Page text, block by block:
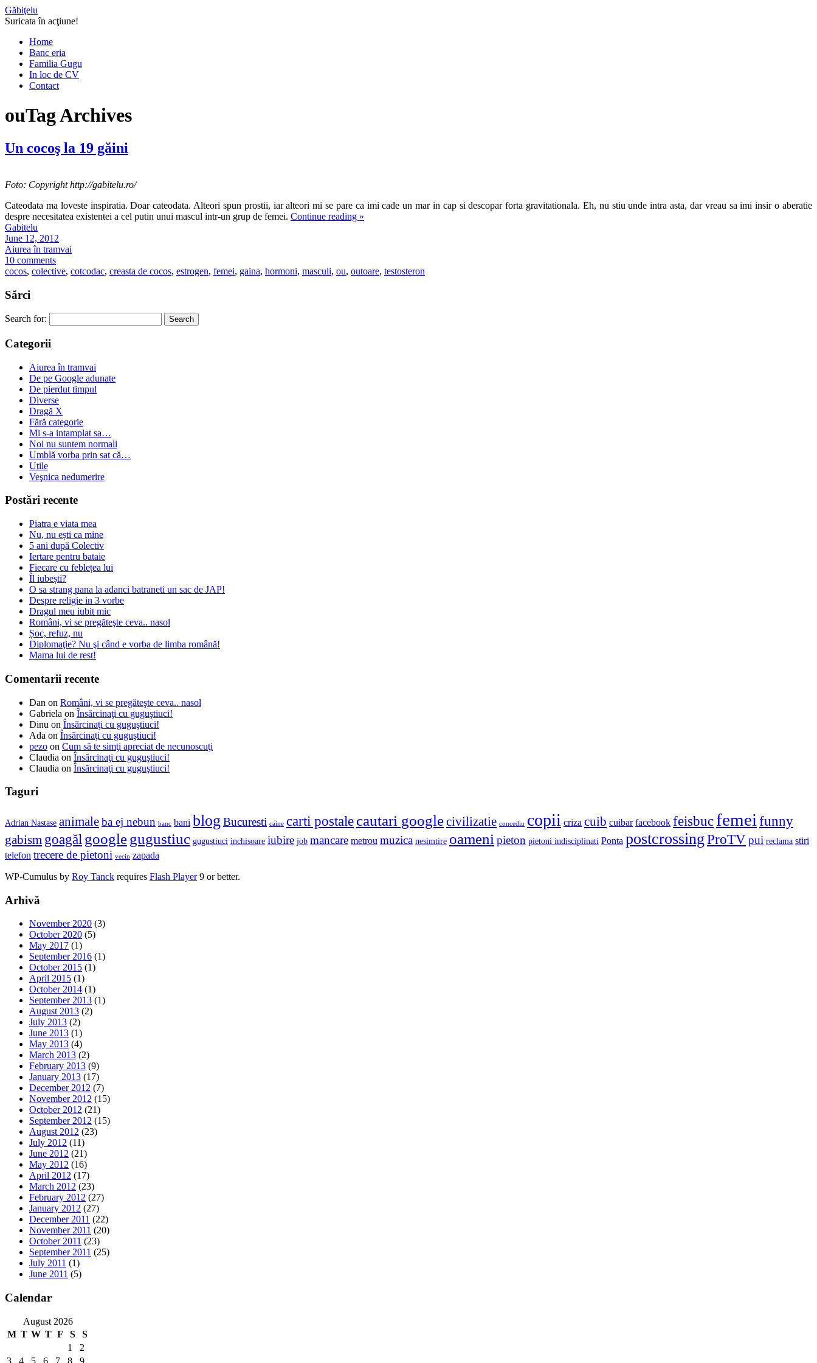
Găbiţelu
Suricata în acţiune!
Home
Banc eria
Familia Gugu
In loc de CV
Contact
ouTag Archives
Un cocoş la 19 găini
Foto: Copyright http://gabitelu.ro/
Cateodata ma loveste inspiratia. Doar cateodata. Alteori spun prostii, iar alteori mi se pare ca imi cade un mar in cap si descopar forta gravitationala. Eh, nu stiu unde intra asta, dar vreau sa imi insir o aberatie
despre necesitatea existentei a cel putin unui mascul intr-un grup de femei. Continue reading »
Gabitelu
June 12, 2012
Aiurea în tramvai
10 comments
cocos, colective, cotcodac, creasta de cocos, estrogen, femei, gaina, hormoni, masculi, ou, outoare, testosteron
Sărci
Search for:
Categorii
Aiurea în tramvai
De pe Google adunate
De pierdut timpul
Diverse
Dragă X
Fără categorie
Mi s-a intamplat sa…
Noi nu suntem normali
Umblă vorba prin sat că…
Utile
Veşnica nedumerire
Postări recente
Piatra e viata mea
Nu, nu ești ca mine
5 ani după Colectiv
Iertare pentru bataie
Fiecare cu feblețea lui
Îl iubești?
O sa strang pana la adanci batraneti un sac de JAP!
Despre religie in 3 vorbe
Dragul meu iubit mic
Români, vi se pregăteşte ceva.. nasol
Șoc, refuz, nu
Diplomaţie? Nu şi când e vorba de limba română!
Mama lui de rest!
Comentarii recente
Dan on Români, vi se pregăteşte ceva.. nasol
Gabriela on Însărcinaţi cu guguştiuci!
Dinu on Însărcinaţi cu guguştiuci!
Ada on Însărcinaţi cu guguştiuci!
pezo on Cum să te simţi apreciat de necunoscuţi
Claudia on Însărcinaţi cu guguştiuci!
Claudia on Însărcinaţi cu guguştiuci!
Taguri
Adrian Nastase animaleba ej nebun banc bani blog Bucuresti caine carti postale cautari googlecivilizatie concediu copii criza cuib cuibar facebook feisbuc femei funny
gabism goagăl googlegugustiuc gugustiuci inchisoare iubire job mancare metrou muzica nesimtire oameni pieton pietoni indisciplinati Ponta postcrossing ProTVpui reclama stiri
telefon trecere de pietoni vecin zapada
WP-Cumulus by Roy Tanck requires Flash Player9 or better.
Arhivă
November 2020 (3)
October 2020 (5)
May 2017 (1)
September 2016 (1)
October 2015 (1)
April 2015 (1)
October 2014 (1)
September 2013 (1)
August 2013 (2)
July 2013 (2)
June 2013 (1)
May 2013 (4)
March 2013 (2)
February 2013 (9)
January 2013 (17)
December 2012 (7)
November 2012 (15)
October 2012 (21)
September 2012 (15)
August 2012 (23)
July 2012 (11)
June 2012 (21)
May 2012 (16)
April 2012 (17)
March 2012 (23)
February 2012 (27)
January 2012 (27)
December 2011 (22)
November 2011 (20)
October 2011 (23)
September 2011 (25)
July 2011 (1)
June 2011 (5)
Calendar
August 2026
M T W T F S
S
1
2
3
4 5 6 7 8 9